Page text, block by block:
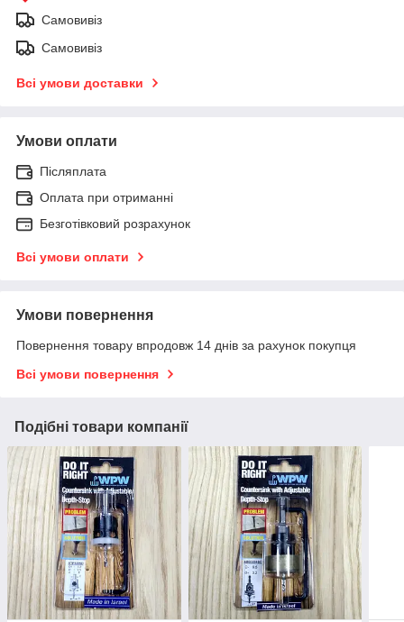
Самовивіз
Самовивіз
Всі умови доставки
Умови оплати
Післяплата
Оплата при отриманні
Безготівковий розрахунок
Всі умови оплати
Умови повернення
Повернення товару впродовж 14 днів за рахунок покупця
Всі умови повернення
Подібні товари компанії